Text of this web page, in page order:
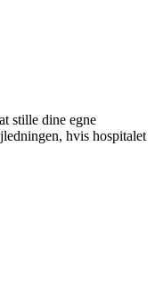
stille dine egne
hvis hospitalet